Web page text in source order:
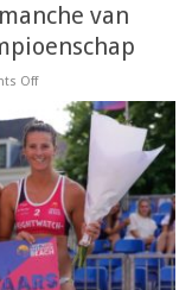
van
Offon
Cools-
Van
den
Vonder
winnen
nu
ook
manche
van
Nederlands
kampioenschap